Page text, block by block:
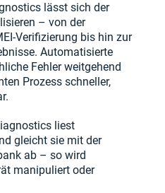
lässt sich der
– von der
Verifizierung bis hin zur
Automatisierte
Fehler weitgehend
Prozess schneller,
liest
gleicht sie mit der
ab – so wird
manipuliert oder